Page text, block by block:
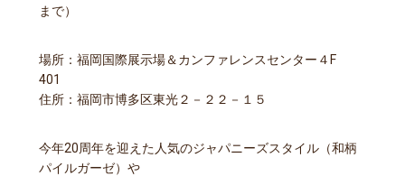
まで）
場所：福岡国際展示場＆カンファレンスセンター４F
401
住所：福岡市博多区東光２－２２－１５
今年20周年を迎えた人気のジャパニーズスタイル（和柄
パイルガーゼ）や